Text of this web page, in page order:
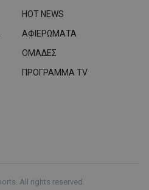
HOT NEWS
ΑΦΙΕΡΩΜΑΤΑ
ΟΜΑΔΕΣ
ΠΡΟΓΡΑΜΜΑ TV
All rights reserved.